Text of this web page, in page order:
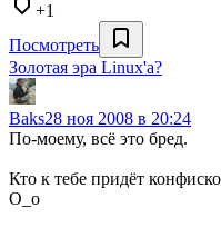
+1
Посмотреть
Золотая эра Linux'а?
Baks28 ноя 2008 в 20:24
По-моему, всё это бред.
Кто к тебе придёт
О_о